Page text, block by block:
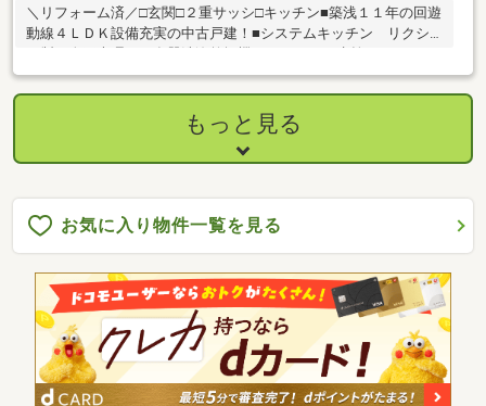
＼リフォーム済／□玄関□２重サッシ□キッチン■築浅１１年の回遊
動線４ＬＤＫ設備充実の中古戸建！■システムキッチン リクシ
６台 （全居室・洗面脱衣室）■ガス衣類乾燥機「乾太くんデラ
ックスタイプ」■アルミカーポート（２台）＋青空駐車２台以上■
室内の窓は全て二重窓仕様■パントリー■浴室乾燥暖房付き■ＰＣ
コーナー■近隣商業施設◎■ＰＣコーナー１．４帖■シューズクロ
ーク■ウォークインクローゼット■室内物干し■全居室収納■カップ
もっと見る
お気に入り物件一覧を見る